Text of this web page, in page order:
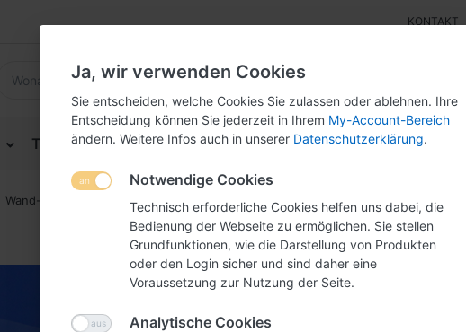
KONTAKT
Thekensteller Wettbewerbsurnen POS-Display
Wand-Preisschilder Preisschild Wand A2 (6103)
Präsentieren
Ja, wir verwenden Cookies
Sie entscheiden, welche Cookies Sie zulassen oder ablehnen. Ihre
Entscheidung können Sie jederzeit in Ihrem My-Account-Bereich
ändern. Weitere Infos auch in unserer Datenschutzerklärung.
Notwendige Cookies
Technisch erforderliche Cookies helfen uns dabei, die
Bedienung der Webseite zu ermöglichen. Sie stellen
Grundfunktionen, wie die Darstellung von Produkten
oder den Login sicher und sind daher eine
Voraussetzung zur Nutzung der Seite.
Analytische Cookies